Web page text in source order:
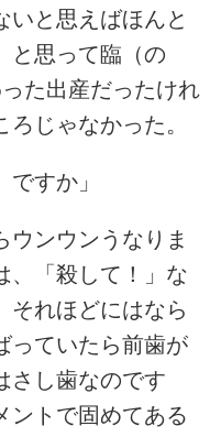
いと思えばほんと
と思って臨（の
た出産だったけれ
じゃなかった。
すか」
ンウンうなりま
、「殺して！」な
それほどにはなら
っていたら前歯が
さし歯なのです
ントで固めてある